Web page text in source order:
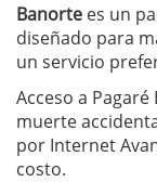
Banorte es un
diseñado para
un servicio
Acceso a
muerte
por Internet
costo.